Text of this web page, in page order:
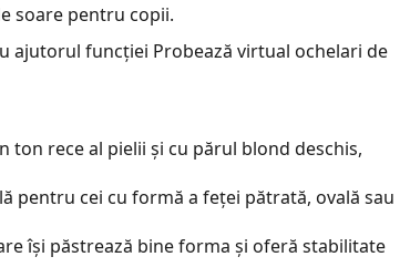
soare pentru copii.
ajutorul funcției Probează virtual ochelari de
ton rece al pielii și cu părul blond deschis,
pentru cei cu formă a feței pătrată, ovală sau
își păstrează bine forma și oferă stabilitate